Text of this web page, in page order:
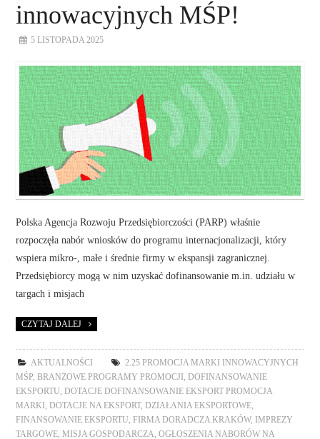
innowacyjnych MŚP!
5 LISTOPADA 2025
Polska Agencja Rozwoju Przedsiębiorczości (PARP) właśnie
rozpoczęła nabór wniosków do programu internacjonalizacji, który
wspiera mikro-, małe i średnie firmy w ekspansji zagranicznej.
Przedsiębiorcy mogą w nim uzyskać dofinansowanie m.in. udziału w
targach i misjach
CZYTAJ DALEJ
AKTUALNOŚCI
2.25 PROMOCJA MARKI INNOWACYJNYCH
MŚP ,BRANŻOWE PROGRAMY PROMOCJI ,DOFINANSOWANIE
EKSPORTU ,DOTACJE DOFINANSOWANIE EKSPORT PROMOCJA
MARKI
,DOTACJE NA EKSPORT,DZIAŁANIA EKSPORTOWE
FINANSOWANIE EKSPORTU ,FIRMA DORADCZA KRAKÓW,
IMPREZY
TARGOWE ,MISJA GOSPODARCZA ,OGŁOSZENIA NABORÓW NA